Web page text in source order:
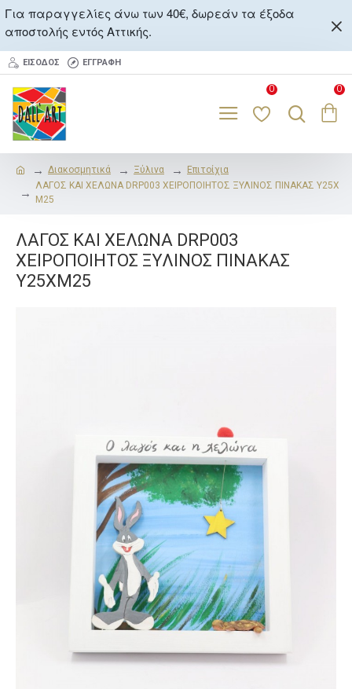
Για παραγγελίες άνω των 40€, δωρεάν τα έξοδα
αποστολής εντός Αττικής.
ΕΊΣΟΔΟΣ ΕΓΓΡΑΦΉ
0 0
Διακοσμητικά Ξύλινα
Επιτοίχια
ΛΑΓΟΣ ΚΑΙ ΧΕΛΩΝΑ DRP003 ΧΕΙΡΟΠΟΙΗΤΟΣ ΞΥΛΙΝΟΣ ΠΙΝΑΚΑΣ Υ25Χ
Μ25
ΛΑΓΟΣ ΚΑΙ ΧΕΛΩΝΑ DRP003
ΧΕΙΡΟΠΟΙΗΤΟΣ ΞΥΛΙΝΟΣ ΠΙΝΑΚΑΣ
Υ25ΧΜ25